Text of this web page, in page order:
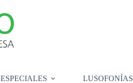
ESPECIALES LUSOFONÍAS